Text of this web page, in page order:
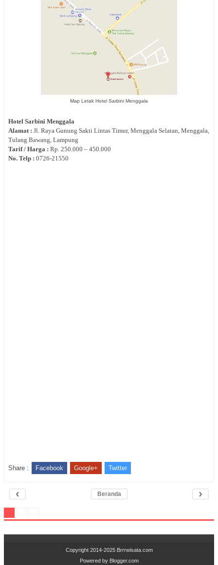
Map Letak Hotel Sarbini Menggala
Hotel Sarbini Menggala
Alamat : Jl. Raya Gunung Sakti Lintas Timur, Menggala Selatan, Menggala,
Tulang Bawang, Lampung
Tarif / Harga : Rp. 250.000 – 450.000
No. Telp : 0726-21550
Share : Facebook Google+ Twitter
‹ ›
Beranda
Copyright 2014-2025 Brrrwisata.com
Powered by Blogger.com